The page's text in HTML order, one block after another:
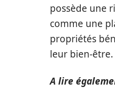
possède une
comme une
propriétés
leur bien-être.
A lire